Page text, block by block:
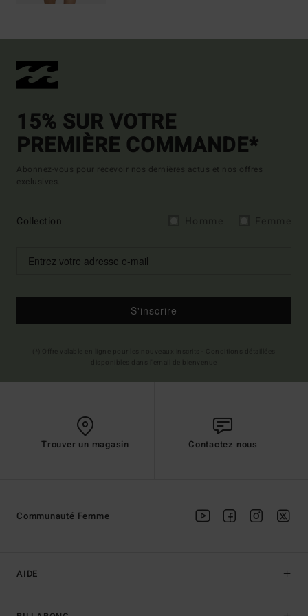
15% SUR VOTRE
PREMIÈRE COMMANDE*
Abonnez-vous pour recevoir nos dernières actus et nos offres
exclusives.
Collection
S'inscrire
Trouver un magasin Contactez nous
AIDE
Communauté Femme